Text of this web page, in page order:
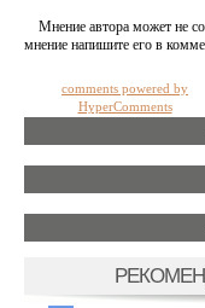
Мнение автора может не
мнение напишите его в
comments powered by
HyperComments